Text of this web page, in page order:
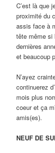
C’est là que
proximité du
assis face à
tête même si
dernières
et beaucoup
N’ayez
continuerez
mois plus
coeur et ça
amis(es).
NEUF DE